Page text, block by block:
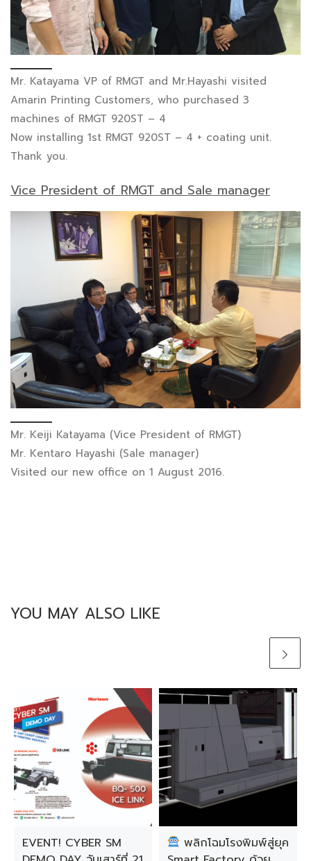
Mr. Katayama VP of RMGT and Mr.Hayashi visited
Amarin Printing Customers, who purchased 3
machines of RMGT 920ST – 4
Now installing 1st RMGT 920ST – 4 + coating unit.
Thank you.
Vice President of RMGT and Sale manager
Mr. Keiji Katayama (Vice President of RMGT)
Mr. Kentaro Hayashi (Sale manager)
Visited our new office on 1 August 2016.
YOU MAY ALSO LIKE
EVENT! CYBER SM
พลิกโฉมโรงพิมพ์สู่ยุค